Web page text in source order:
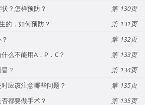
？怎样预防？
130
的，如何预防？
131
132
么不能用A．P．C？
133
？
134
应该注意哪些问题？
135
都要做手术？
135